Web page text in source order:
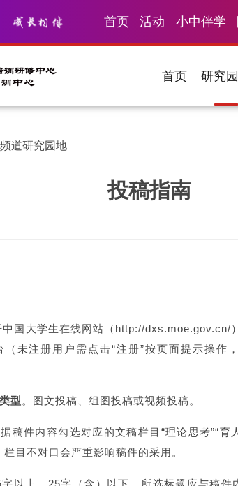
首页 活动 小中伴学
首页 研究
道研究园地
投稿指南
中国大学生在线网站（http://dxs.moe.gov.cn/
（未注册用户需点击“注册”按页面提示操作
型 。图文投稿、组图投稿或视频投稿。
稿件内容勾选对应的文稿栏目“理论思考”“育
栏目不对口会严重影响稿件的采用。
字以上，25字（含）以下，所选标题应与稿件